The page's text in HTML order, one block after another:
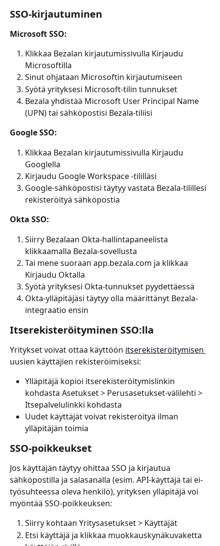
SSO-kirjautuminen
Microsoft SSO:
Klikkaa Bezalan kirjautumissivulla Kirjaudu
Microsoftilla
Sinut ohjataan Microsoftin kirjautumiseen
Syötä yrityksesi Microsoft-tilin tunnukset
Bezala yhdistää Microsoft User Principal Name
(UPN) tai sähköpostisi Bezala-tiliisi
Google SSO:
Klikkaa Bezalan kirjautumissivulla Kirjaudu
Googlella
Kirjaudu Google Workspace -tililläsi
Google-sähköpostisi täytyy vastata Bezala-tilillesi
rekisteröityä sähköpostia
Okta SSO:
Siirry Bezalaan Okta-hallintapaneelista
klikkaamalla Bezala-sovellusta
Tai mene suoraan app.bezala.com ja klikkaa
Kirjaudu Oktalla
Syötä yrityksesi Okta-tunnukset pyydettäessä
Okta-ylläpitäjäsi täytyy olla määrittänyt Bezala-
integraatio ensin
Itserekisteröityminen SSO:lla
Yritykset voivat ottaa käyttöön itserekisteröitymisen
uusien käyttäjien rekisteröimiseksi:
Ylläpitäjä kopioi itserekisteröitymislinkin
kohdasta Asetukset > Perusasetukset-välilehti >
Itsepalvelulinkki kohdasta
Uudet käyttäjät voivat rekisteröityä ilman
ylläpitäjän toimia
SSO-poikkeukset
Jos käyttäjän täytyy ohittaa SSO ja kirjautua
sähköpostilla ja salasanalla (esim. API-käyttäjä tai ei-
työsuhteessa oleva henkilö), yrityksen ylläpitäjä voi
myöntää SSO-poikkeuksen:
Siirry kohtaan Yritysasetukset > Käyttäjät
Etsi käyttäjä ja klikkaa muokkaus­kynäkuvaketta